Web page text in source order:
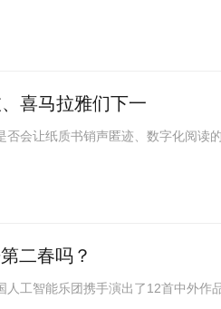
喜马拉雅们下一
会让纸质书销声匿迹、数字化阅读
二春吗？
工智能乐团携手演出了12首中外作